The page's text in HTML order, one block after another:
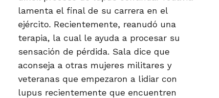
lamenta el final de su carrera en el
ejército. Recientemente, reanudó una
terapia, la cual le ayuda a procesar su
sensación de pérdida. Sala dice que
aconseja a otras mujeres militares y
veteranas que empezaron a lidiar con
lupus recientemente que encuentren